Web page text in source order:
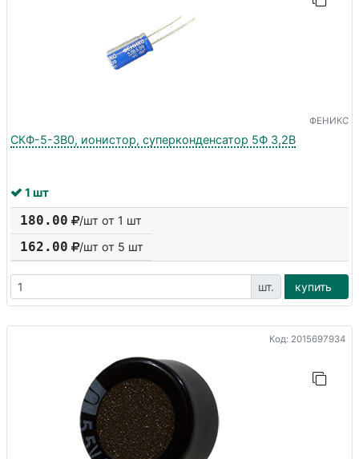
ФЕНИКС
СКФ-5-3В0, ионистор, суперконденсатор 5Ф 3,2В
1 шт
180.00 /шт от 1 шт
162.00 /шт от 5 шт
шт. купить
Код: 2015697934